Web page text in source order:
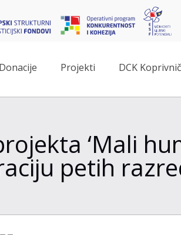
Donacije Projekti DCK
‘Mali
petih